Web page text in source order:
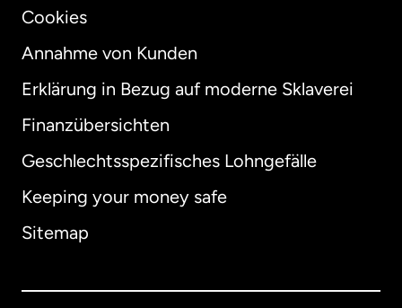
Cookies
Annahme von Kunden
Erklärung in Bezug auf moderne Sklaverei
Finanzübersichten
Geschlechtsspezifisches Lohngefälle
Keeping your money safe
Sitemap
International English
Australien